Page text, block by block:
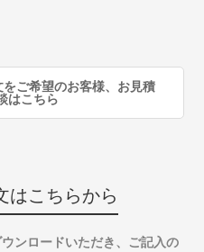
ご希望のお客様、お見積
はこちら
はこちらから
ンロードいただき、ご記入の